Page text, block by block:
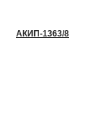
АКИП-1363/8